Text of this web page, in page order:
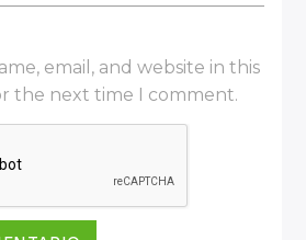
email, and website in this
the next time I comment.